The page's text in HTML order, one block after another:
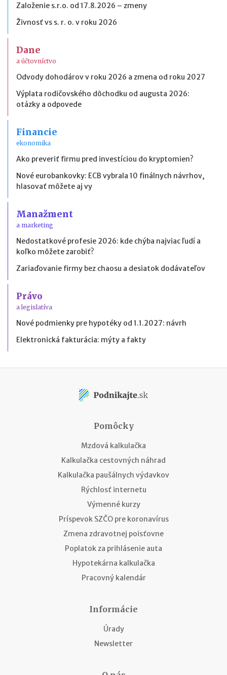
Založenie s.r.o. od 17.8.2026 – zmeny
Živnosť vs s. r. o. v roku 2026
Dane
a účtovníctvo
Odvody dohodárov v roku 2026 a zmena od roku 2027
Výplata rodičovského dôchodku od augusta 2026:
otázky a odpovede
Financie
ekonomika
Ako preveriť firmu pred investíciou do kryptomien?
Nové eurobankovky: ECB vybrala 10 finálnych návrhov,
hlasovať môžete aj vy
Manažment
a marketing
Nedostatkové profesie 2026: kde chýba najviac ľudí a
koľko môžete zarobiť?
Zariaďovanie firmy bez chaosu a desiatok dodávateľov
Právo
a legislatíva
Nové podmienky pre hypotéky od 1.1.2027: návrh
Elektronická fakturácia: mýty a fakty
Pomôcky
Mzdová kalkulačka
Kalkulačka cestovných náhrad
Kalkulačka paušálnych výdavkov
Rýchlosť internetu
Výmenné kurzy
Príspevok SZČO pre koronavírus
Zmena zdravotnej poisťovne
Poplatok za prihlásenie auta
Hypotekárna kalkulačka
Pracovný kalendár
Informácie
Úrady
Newsletter